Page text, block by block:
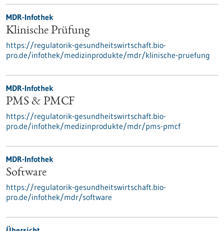
MDR-Infothek
Klinische Prüfung
https://regulatorik-gesundheitswirtschaft.bio-
pro.de/infothek/medizinprodukte/mdr/klinische-pruefung
MDR-Infothek
PMS & PMCF
https://regulatorik-gesundheitswirtschaft.bio-
pro.de/infothek/medizinprodukte/mdr/pms-pmcf
MDR-Infothek
Software
https://regulatorik-gesundheitswirtschaft.bio-
pro.de/infothek/mdr/software